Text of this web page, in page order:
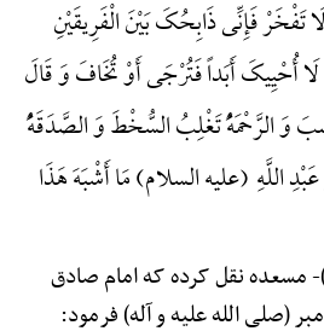
تَفْخَرْ فَإِنِّی ذَابِحُکَ بَیْنَ الْفَرِیقَیْنِ
لَا أُحْیِیکَ أَبَداً فَتُرْجَی أَوْ تُخَافَ وَ قَالَ
وَ الرَّحْمَهًُْ تَغْلِبُ السُّخْطَ وَ الصَّدَقَهًُْ
اللَّهِ (علیه السلام) مَا أَشْبَهَ هَذَا
مسعده نقل کرده که امام صادق
(صلی الله علیه و آله) فرمود: